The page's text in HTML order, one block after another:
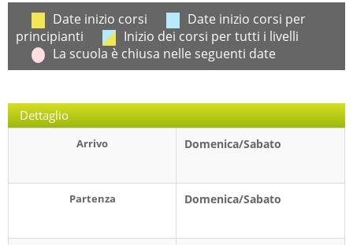
Date inizio corsi
Date inizio corsi per
principianti
Inizio dei corsi per tutti i livelli
La scuola è chiusa nelle seguenti date
Dettaglio
Arrivo Domenica/Sabato
Partenza Domenica/Sabato